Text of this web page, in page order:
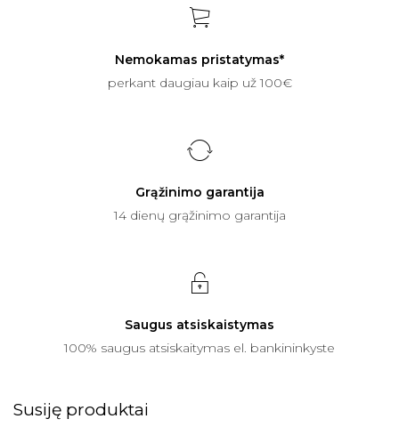
Nemokamas pristatymas*
perkant daugiau kaip už 100€
Grąžinimo garantija
14 dienų grąžinimo garantija
Saugus atsiskaistymas
100% saugus atsiskaitymas el. bankininkyste
Susiję produktai